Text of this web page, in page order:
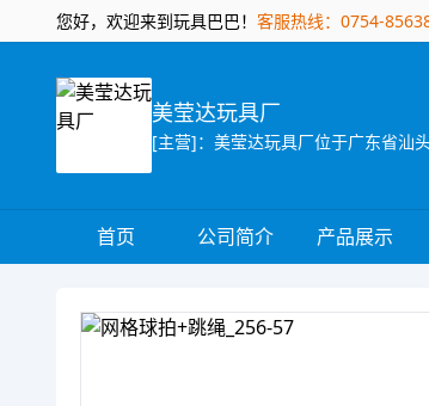
您好，欢迎来到玩具巴巴！ 客服热线：0754-
美莹达玩具厂
首页 公司简介 产品展示